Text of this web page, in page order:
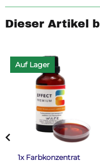
Dieser Artikel
Auf Lager
1x Farbkonzentrat